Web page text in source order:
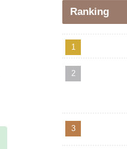
Ranking